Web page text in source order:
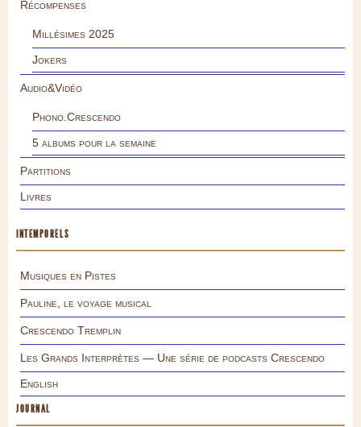
Récompenses
Millésimes 2025
Jokers
Audio&Vidéo
Phono.Crescendo
5 albums pour la semaine
Partitions
Livres
INTEMPORELS
Musiques en Pistes
Pauline, le voyage musical
Crescendo Tremplin
Les Grands Interprètes — Une série de podcasts Crescendo
English
JOURNAL